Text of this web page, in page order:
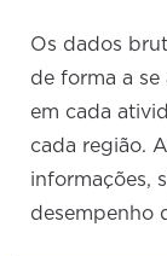
Os dados
de forma a se
em cada
cada região.
informações,
desempenho